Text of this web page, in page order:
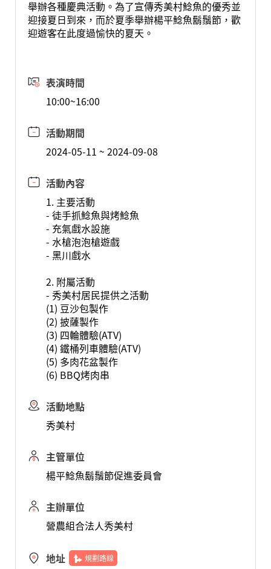
舉辦各種慶典活動。為了宣傳秀美村鯰魚的優秀並
迎接夏日到來，而於夏季舉辦楊平鯰魚鬍鬚節，歡
迎遊客在此度過愉快的夏天。
表演時間
10:00~16:00
活動期間
2024-05-11 ~ 2024-09-08
活動內容
1. 主要活動
- 徒手抓鯰魚與烤鯰魚
- 充氣戲水設施
- 水槍泡泡槍遊戲
- 黑川戲水
2. 附屬活動
- 秀美村居民提供之活動
(1) 豆沙包製作
(2) 披薩製作
(3) 四輪體驗(ATV)
(4) 鐵桶列車體驗(ATV)
(5) 多肉花盆製作
(6) BBQ烤肉串
活動地點
秀美村
主管單位
楊平鯰魚鬍鬚節促進委員會
主辦單位
營農組合法人秀美村
地址 規劃路線